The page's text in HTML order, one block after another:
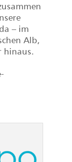
– im
Alb,
hinaus.